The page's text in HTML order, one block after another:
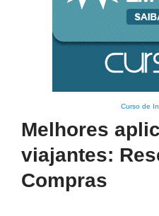
Curso de
Melhores
viajantes:
Compras